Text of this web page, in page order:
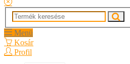
Menü
Kosár
Profil